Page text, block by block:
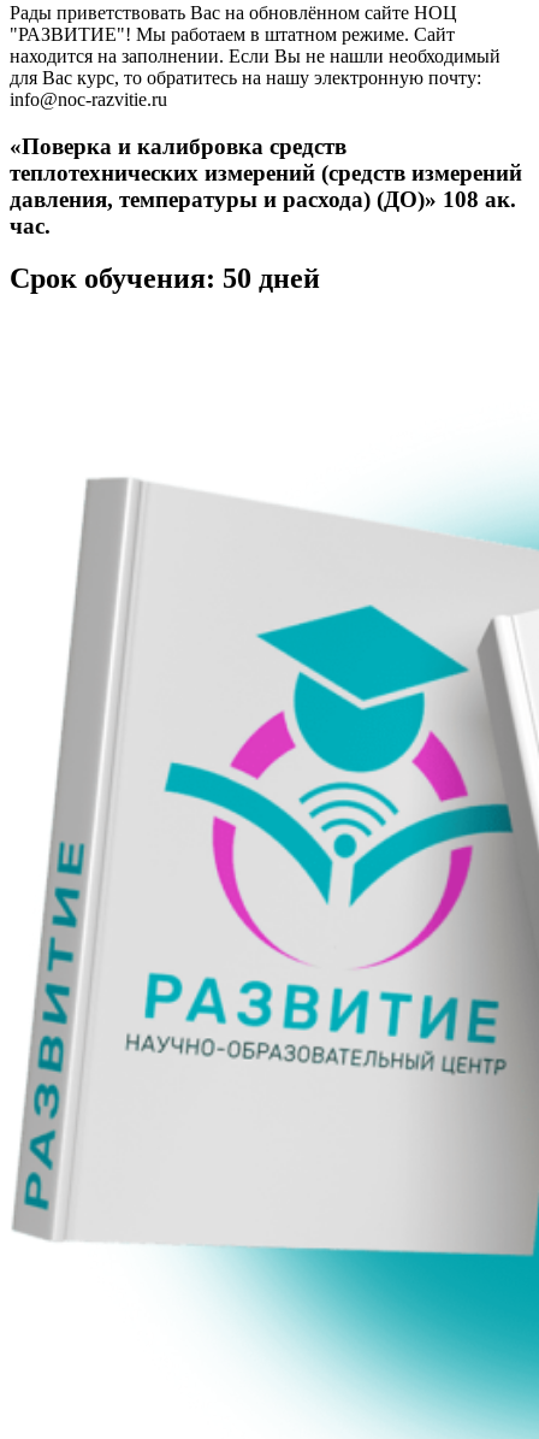
Рады приветствовать Вас на обновлённом сайте НОЦ
"РАЗВИТИЕ"! Мы работаем в штатном режиме. Сайт
находится на заполнении. Если Вы не нашли необходимый
для Вас курс, то обратитесь на нашу электронную почту:
info@noc-razvitie.ru
«Поверка и калибровка средств
теплотехнических измерений (средств измерений
давления, температуры и расхода) (ДО)» 108 ак.
час.
Срок обучения: 50 дней